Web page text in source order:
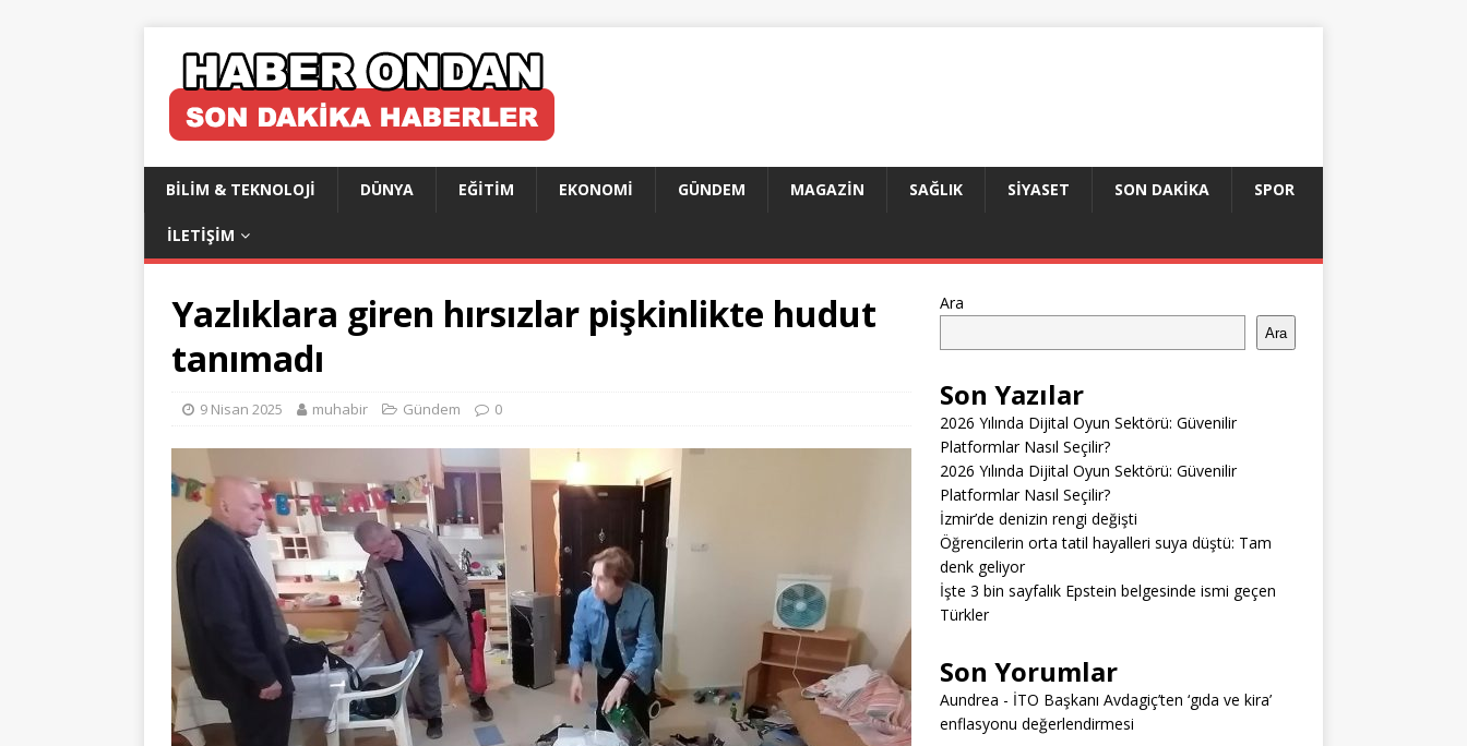
BILIM & TEKNOLOJI DÜNYA EĞITIM EKONOMI GÜNDEM MAGAZIN SAĞLIK SIYASET SON DAKIKA SPOR
İLETIŞIM
Yazlıklara giren hırsızlar pişkinlikte hudut
tanımadı
9 Nisan 2025 muhabir Gündem 0
Ara
Ara
Son Yazılar
2026 Yılında Dijital Oyun Sektörü: Güvenilir
Platformlar Nasıl Seçilir?
2026 Yılında Dijital Oyun Sektörü: Güvenilir
Platformlar Nasıl Seçilir?
İzmir’de denizin rengi değişti
Öğrencilerin orta tatil hayalleri suya düştü: Tam
denk geliyor
İşte 3 bin sayfalık Epstein belgesinde ismi geçen
Türkler
Son Yorumlar
Aundrea - İTO Başkanı Avdagiç’ten ‘gıda ve kira’
enflasyonu değerlendirmesi